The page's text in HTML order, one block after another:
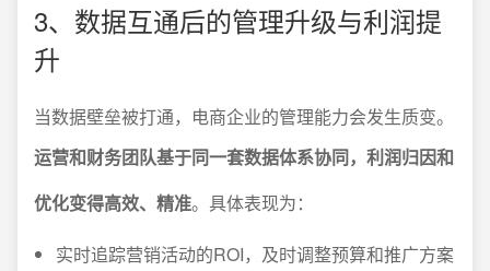
3、数据互通后的管理升级与利润提
升
当数据壁垒被打通，电商企业的管理能力会发生质变。
运营和财务团队基于同一套数据体系协同，利润归因和
优化变得高效、精准。具体表现为：
实时追踪营销活动的ROI，及时调整预算和推广方案